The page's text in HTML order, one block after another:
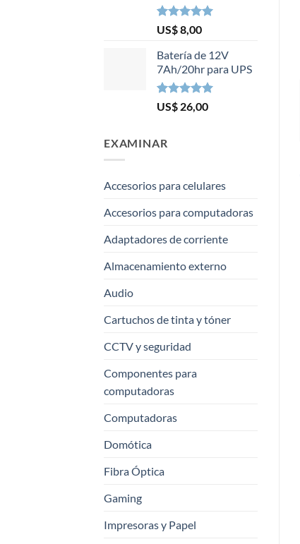
Valorado
5.00
sobre
5 basado
en
1
puntuación
de cliente
US$8,00
Batería de 12V
7Ah/20hr para UPS
Valorado
5.00
sobre
en
2
puntuaciones
US$ 26,00
EXAMINAR
Accesorios para celulares
Accesorios para computadoras
Adaptadores de corriente
Almacenamiento externo
Audio
Cartuchos de tinta y tóner
CCTV y seguridad
Componentes para
computadoras
Computadoras
Domótica
Fibra Óptica
Gaming
Impresoras y Papel